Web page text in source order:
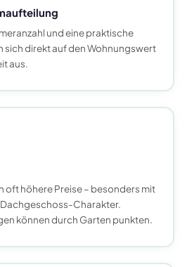
und eine praktische
sich direkt auf den Wohnungswert
aus.
oft höhere Preise – besonders mit
Charakter.
können durch Garten punkten.